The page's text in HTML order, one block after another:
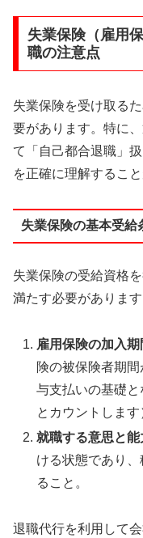
失業保険（雇用
職の注意点
失業保険を受け取る
要があります。特に
て「自己都合退職」
を正確に理解すること
失業保険の基本受給
失業保険の受給資格
満たす必要があります
雇用保険の加入期
険の被保険者期間
与支払いの基礎
とカウントします
就職する意思と能
ける状態であり
ること。
退職代行を利用して